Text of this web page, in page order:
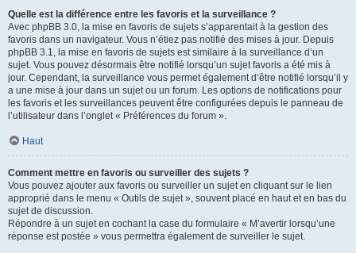
Quelle est la différence entre les favoris et la surveillance ?
Avec phpBB 3.0, la mise en favoris de sujets s’apparentait à la gestion des
favoris dans un navigateur. Vous n’étiez pas notifié des mises à jour. Depuis
phpBB 3.1, la mise en favoris de sujets est similaire à la surveillance d’un
sujet. Vous pouvez désormais être notifié lorsqu’un sujet favoris a été mis à
jour. Cependant, la surveillance vous permet également d’être notifié lorsqu’il y
a une mise à jour dans un sujet ou un forum. Les options de notifications pour
les favoris et les surveillances peuvent être configurées depuis le panneau de
l’utilisateur dans l’onglet « Préférences du forum ».
Haut
Comment mettre en favoris ou surveiller des sujets ?
Vous pouvez ajouter aux favoris ou surveiller un sujet en cliquant sur le lien
approprié dans le menu « Outils de sujet », souvent placé en haut et en bas du
sujet de discussion.
Répondre à un sujet en cochant la case du formulaire « M’avertir lorsqu’une
réponse est postée » vous permettra également de surveiller le sujet.